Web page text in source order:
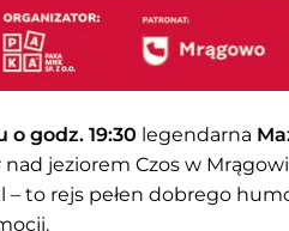
o godz. 19:30 legendarna
nad jeziorem Czos w
to rejs pełen dobrego